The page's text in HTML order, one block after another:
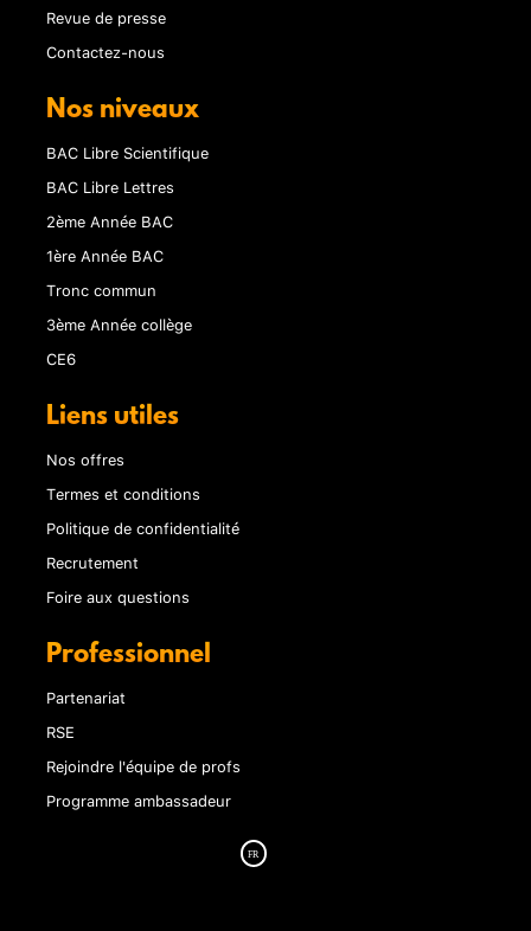
Revue de presse
Contactez-nous
Nos niveaux
BAC Libre Scientifique
BAC Libre Lettres
2ème Année BAC
1ère Année BAC
Tronc commun
3ème Année collège
CE6
Liens utiles
Nos offres
Termes et conditions
Politique de confidentialité
Recrutement
Foire aux questions
Professionnel
Partenariat
RSE
Rejoindre l'équipe de profs
Programme ambassadeur